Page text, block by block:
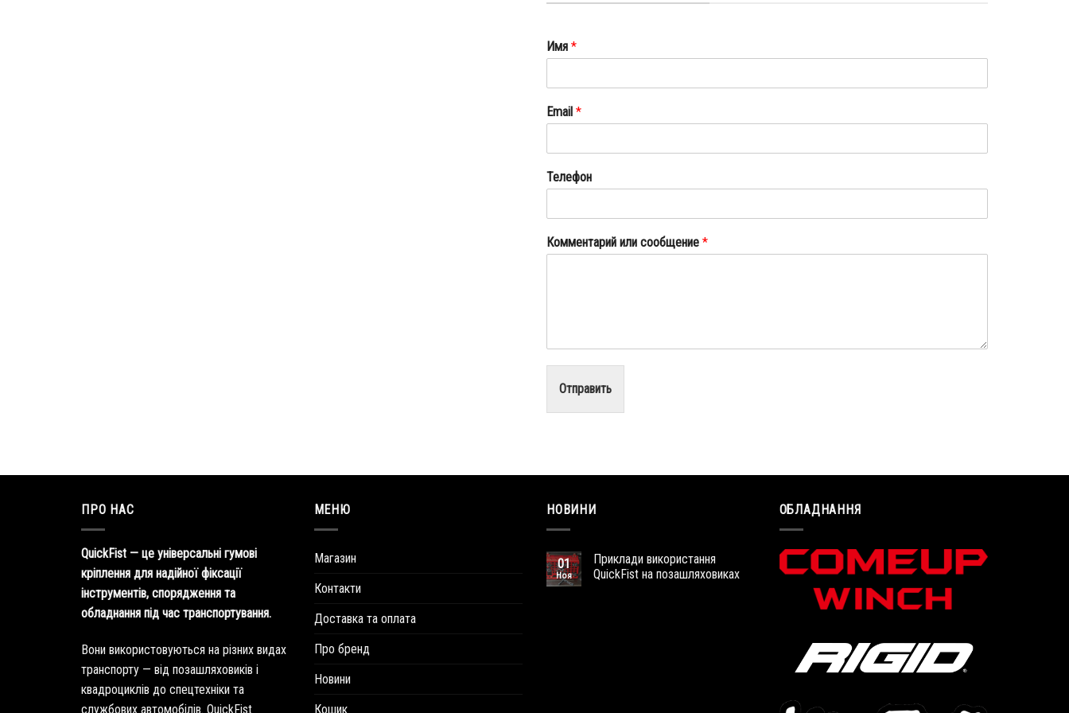
Имя *
Email *
Телефон
Комментарий или сообщение *
Отправить
ПРО НАС
QuickFist — це універсальні гумові
кріплення для надійної фіксації
інструментів, спорядження та
обладнання під час транспортування.
Вони використовуються на різних видах
транспорту — від позашляховиків і
квадроциклів до спецтехніки та
службових автомобілів. QuickFist
МЕНЮ
Магазин
Контакти
Доставка та оплата
Про бренд
Новини
Кошик
НОВИНИ
01
Ноя
Приклади використання
QuickFist на позашляховиках
ОБЛАДНАННЯ